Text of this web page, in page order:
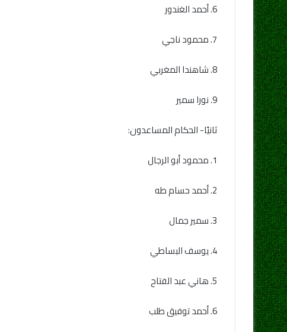
6. أحمد الغندور
7. محمود ناجي
8. شاهندا المغربي
9. نورا سمير
ثانيًا- الحكام المساعدون:
1. محمود أبو الرجال
2. أحمد حسام طه
3. سمير جمال
4. يوسف البساطي
5. هاني عبد الفتاح
6. أحمد توفيق طلب